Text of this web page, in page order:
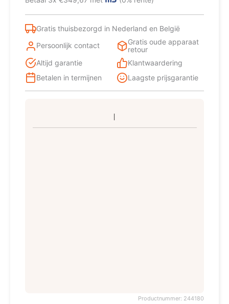
359
l
D
Wit
aantal
Gratis thuisbezorgd in Nederland en België
Persoonlijk contact
Gratis oude apparaat
retour
Altijd garantie
Klantwaardering
Betalen in termijnen
Laagste prijsgarantie
Productnummer: 244180